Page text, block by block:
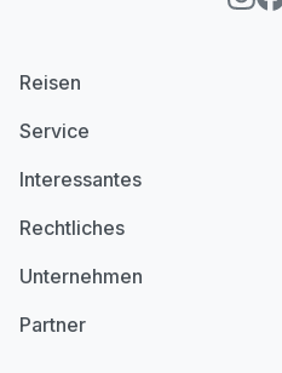
Reisen
Service
Interessantes
Rechtliches
Unternehmen
Partner